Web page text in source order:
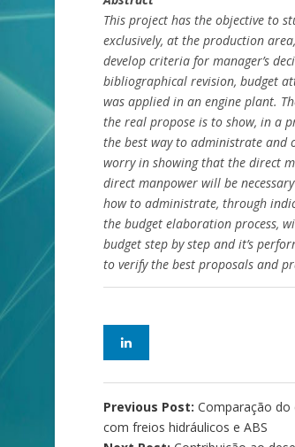
This project has the objective to
exclusively, at the production
develop criteria for manager’s
bibliographical revision, budget
was applied in an engine plant.
the real propose is to show, in a
the best way to administrate and
worry in showing that the direct
direct manpower will be
how to administrate, through
the budget elaboration process,
budget step by step and it’s
to verify the best proposals and
Previous Post: Comparação do
com freios hidráulicos e ABS